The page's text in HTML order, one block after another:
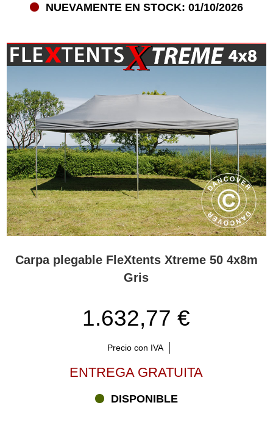
seleccionadas de acuerdo a tus especificaciones. Hace que sea
glorieta emergente adecuada? Póngase en contacto con nuestros
expertos por teléfono, correo electrónico o chat. Pueden
encontrar y pedir la (s) carpas (s) plegables FleXtents® que
necesites.
NUEVAMENTE EN STOCK: 01/10/2026
Carpa plegable FleXtents Xtreme 50 4x8m
Gris
1.632,77 €
Precio con IVA
ENTREGA GRATUITA
DISPONIBLE